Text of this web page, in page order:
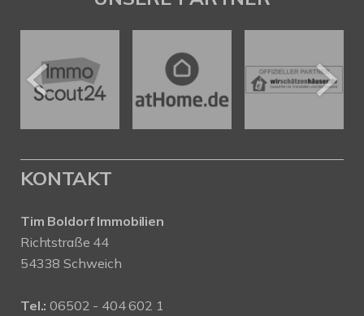
KONTAKT
Tim Boldorf Immobilien
Richtstraße 44
54338 Schweich
Tel.: 06502 - 404 602 1